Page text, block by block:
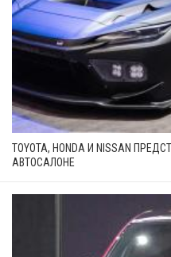
TOYOTA, HONDA И NISSAN
АВТОСАЛОНЕ